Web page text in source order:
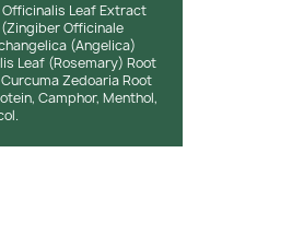
Leaf Extract
Officinale
(Angelica)
Leaf (Rosemary) Root
Zedoaria Root
Camphor, Menthol,